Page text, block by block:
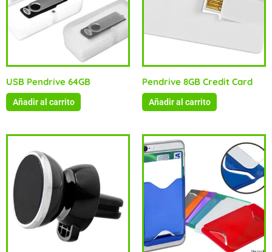
USB Pendrive 64GB
Añadir al carrito
Pendrive 8GB Credit Card
Añadir al carrito